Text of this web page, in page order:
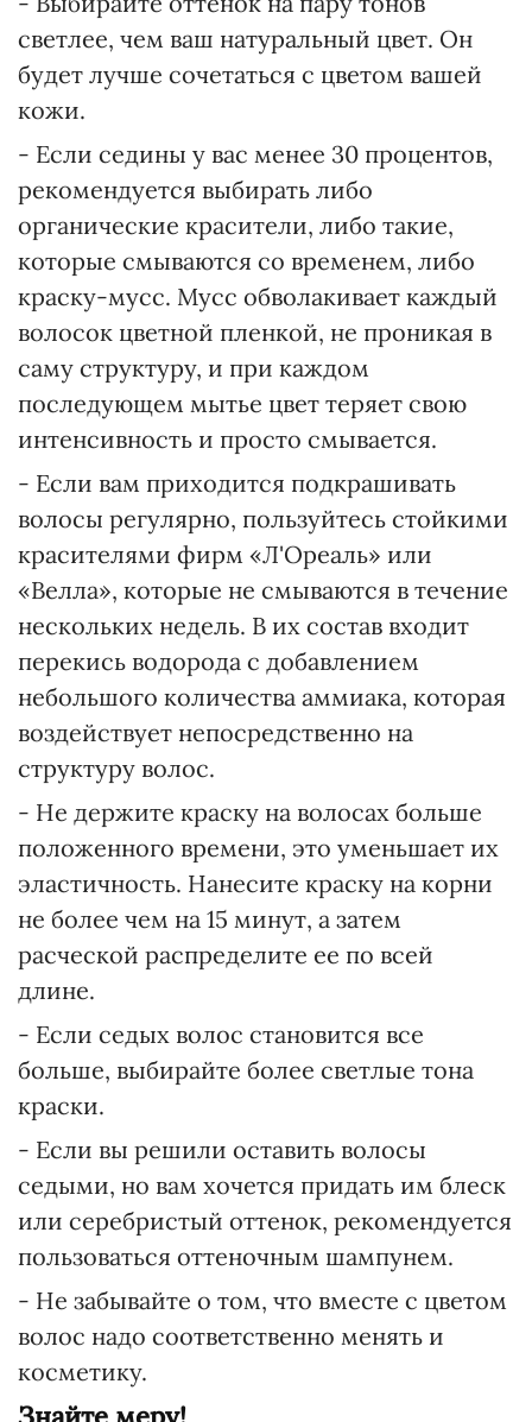
светлее, чем ваш натуральный цвет. Он
будет лучше сочетаться с цветом вашей
кожи.
- Если седины у вас менее 30 процентов,
рекомендуется выбирать либо
органические красители, либо такие,
которые смываются со временем, либо
краску-мусс. Мусс обволакивает каждый
волосок цветной пленкой, не проникая в
саму структуру, и при каждом
последующем мытье цвет теряет свою
интенсивность и просто смывается.
- Если вам приходится подкрашивать
волосы регулярно, пользуйтесь стойкими
красителями фирм «Л'Ореаль» или
«Велла», которые не смываются в течение
нескольких недель. В их состав входит
перекись водорода с добавлением
небольшого количества аммиака, которая
воздействует непосредственно на
структуру волос.
- Не держите краску на волосах больше
положенного времени, это уменьшает их
эластичность. Нанесите краску на корни
не более чем на 15 минут, а затем
расческой распределите ее по всей
длине.
- Если седых волос становится все
больше, выбирайте более светлые тона
краски.
- Если вы решили оставить волосы
седыми, но вам хочется придать им блеск
или серебристый оттенок, рекомендуется
пользоваться оттеночным шампунем.
- Не забывайте о том, что вместе с цветом
волос надо соответственно менять и
косметику.